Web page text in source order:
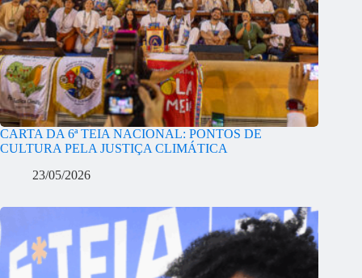
CARTA DA 6ª TEIA NACIONAL: PONTOS DE
CULTURA PELA JUSTIÇA CLIMÁTICA
23/05/2026